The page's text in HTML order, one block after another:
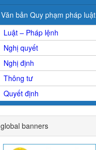
Văn bản Quy phạm pháp luật
Luật – Pháp lệnh
Nghị quyết
Nghị định
Thông tư
Quyết định
global banners